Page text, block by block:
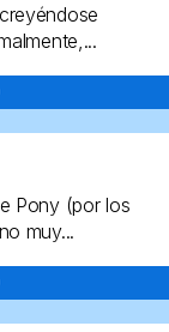
Pony (por los
muy...